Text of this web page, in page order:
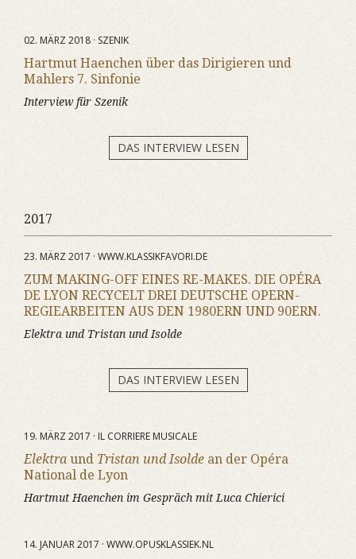
02. MÄRZ 2018 · SZENIK
Hartmut Haenchen über das Dirigieren und
Mahlers 7. Sinfonie
Interview für Szenik
DAS INTERVIEW LESEN
2017
23. MÄRZ 2017 · WWW.KLASSIKFAVORI.DE
ZUM MAKING-OFF EINES RE-MAKES. DIE OPÉRA
DE LYON RECYCELT DREI DEUTSCHE OPERN-
REGIEARBEITEN AUS DEN 1980ERN UND 90ERN.
Elektra und Tristan und Isolde
DAS INTERVIEW LESEN
19. MÄRZ 2017 · IL CORRIERE MUSICALE
Elektra und Tristan und Isolde an der Opéra
National de Lyon
Hartmut Haenchen im Gespräch mit Luca Chierici
14. JANUAR 2017 · WWW.OPUSKLASSIEK.NL